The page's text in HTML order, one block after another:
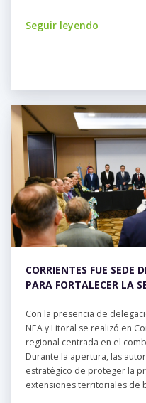
Seguir leyendo
CORRIENTES FUE SEDE
PARA FORTALECER LA
Con la presencia de
NEA y Litoral se realizó en
regional centrada en el
Durante la apertura, las
estratégico de proteger la
extensiones territoriales de